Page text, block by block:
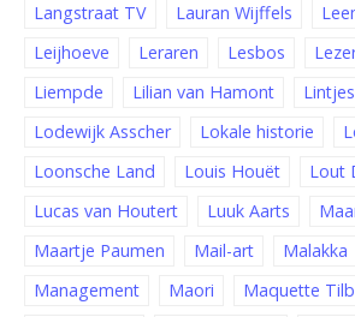
Langstraat TV
Lauran Wijffels
Leijhoeve
Leraren Lesbos
Liempde
Lilian van Hamont
Lodewijk Asscher
Lokale historie
Loonsche Land
Louis Houët
Lout
Lucas van Houtert
Luuk Aarts
Maartje Paumen
Mail-art Malakka
Management
Maori
Maquette